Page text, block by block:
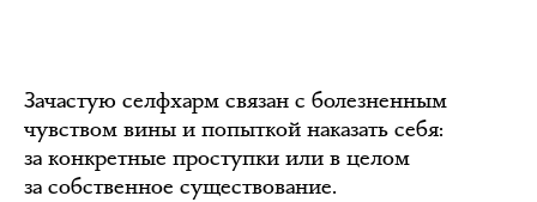
Зачастую селфхарм связан с болезненным
чувством вины и попыткой наказать себя:
за конкретные проступки или в целом
за собственное существование.